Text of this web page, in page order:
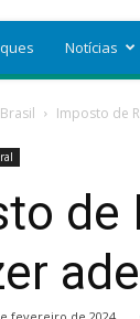
Notícias
Brasil Imposto de
de